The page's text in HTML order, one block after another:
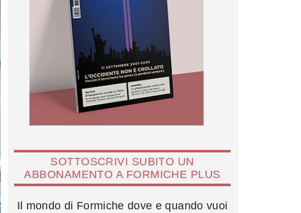
SOTTOSCRIVI SUBITO UN
ABBONAMENTO A FORMICHE PLUS
Il mondo di Formiche dove e quando vuoi